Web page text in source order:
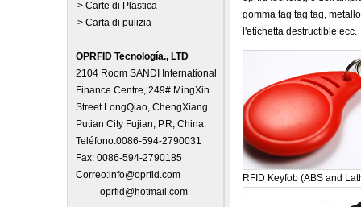
> Carte di Plastica
> Carta di pulizia
OPRFID Tecnología., LTD
2104 Room SANDI International
Finance Centre, 249# MingXin
Street LongQiao, ChengXiang
Putian City Fujian, P.R, China.
Teléfono:0086-594-2790031
Fax: 0086-594-2790185
Correo:info@oprfid.com
oprfid@hotmail.com
gomma tag tag tag,
l'etichetta destructible ecc.
RFID Keyfob (ABS and